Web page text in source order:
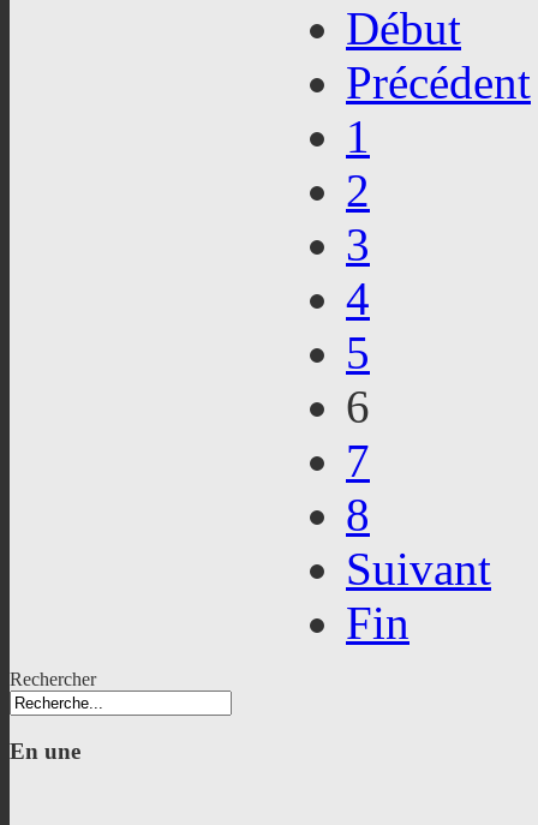
Début
Précédent
1
2
3
4
5
6
7
8
Suivant
Fin
Rechercher
En une